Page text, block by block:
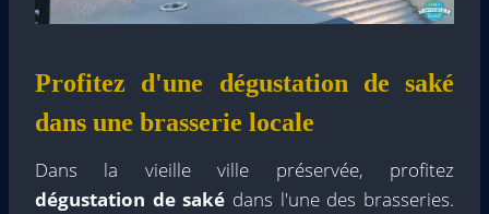
Profitez d'une dégustation de saké
dans une brasserie locale
Dans la vieille ville préservée, profitez
dégustation de saké dans l'une des brasseries.